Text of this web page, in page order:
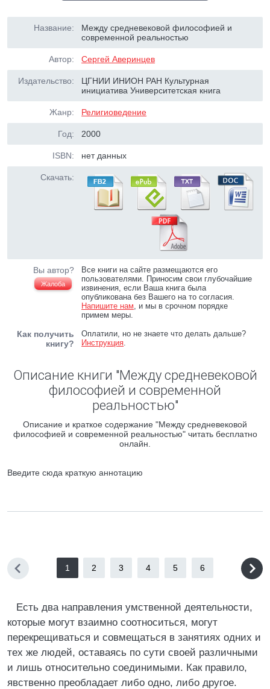
Название:
Между средневековой философией и
современной реальностью
Автор: Сергей Аверинцев
Издательство:
ЦГНИИ ИНИОН РАН Культурная
инициатива Университетская книга
Жанр: Религиоведение
Год: 2000
ISBN: нет данных
Скачать:
Вы автор?
Жалоба
Все книги на сайте размещаются его
пользователями. Приносим свои глубочайшие
извинения, если Ваша книга была
опубликована без Вашего на то согласия.
Напишите нам, и мы в срочном порядке
примем меры.
Как получить
книгу?
Оплатили, но не знаете что делать дальше?
Инструкция.
Описание книги "Между средневековой
философией и современной
реальностью"
Описание и краткое содержание "Между средневековой
философией и современной реальностью" читать бесплатно
онлайн.
Введите сюда краткую аннотацию
1 2 3 4 5 6
Есть два направления умственной деятельности,
которые могут взаимно соотноситься, могут
перекрещиваться и совмещаться в занятиях одних и
тех же людей, оставаясь по сути своей различными
и лишь относительно соединимыми. Как правило,
явственно преобладает либо одно, либо другое.